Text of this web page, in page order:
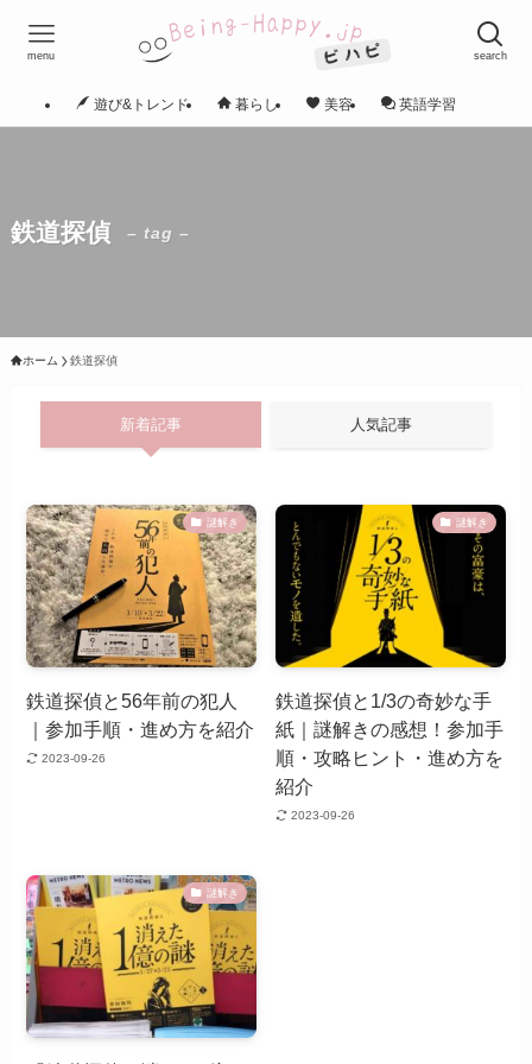
search
menu
遊び&トレンド 暮らし 美容 英語学習
鉄道探偵 – tag –
ホーム 鉄道探偵
新着記事 人気記事
謎解き
鉄道探偵と56年前の犯人
｜参加手順・進め方を紹介
2023-09-26
謎解き
鉄道探偵と1/3の奇妙な手
紙｜謎解きの感想！参加手
順・攻略ヒント・進め方を
紹介
2023-09-26
謎解き